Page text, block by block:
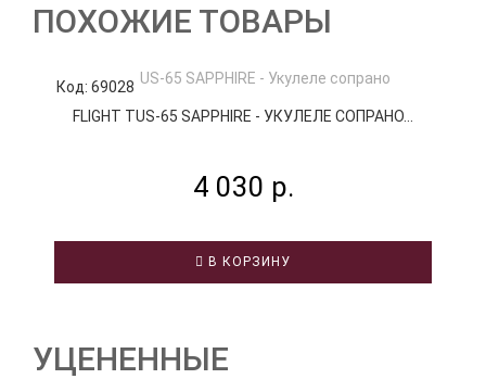
ПОХОЖИЕ ТОВАРЫ
Код: 69028
FLIGHT TUS-65 SAPPHIRE - УКУЛЕЛЕ СОПРАНО...
4 030 р.
В КОРЗИНУ
УЦЕНЕННЫЕ